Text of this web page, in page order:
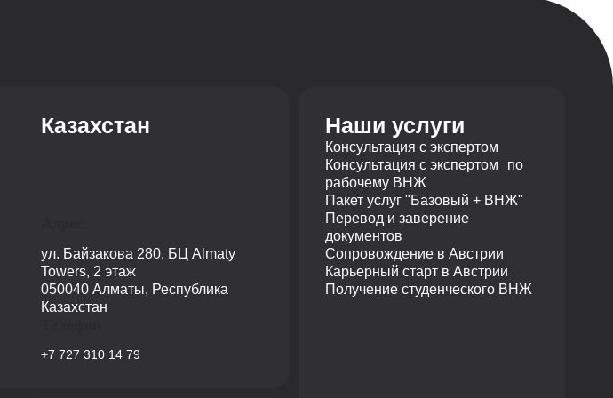
Казахстан
ул. Байзакова 280, БЦ Almaty
Towers, 2 этаж
050040 Алматы, Республика
Казахстан
+7 727 310 14 79
Наши услуги
Консультация с экспертом
Консультация с экспертом по
рабочему ВНЖ
Пакет услуг "Базовый + ВНЖ"
Перевод и заверение
документов
Сопровождение в Австрии
Карьерный старт в Австрии
Получение студенческого ВНЖ